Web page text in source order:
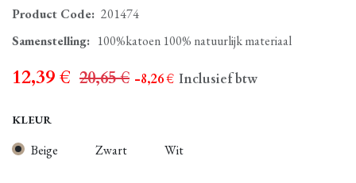
Product Code: 201474
Samenstelling: 100%katoen 100% natuurlijk materiaal
12,39€ 20,65€ - 8,26€ Inclusief btw
KLEUR
Beige Zwart Wit